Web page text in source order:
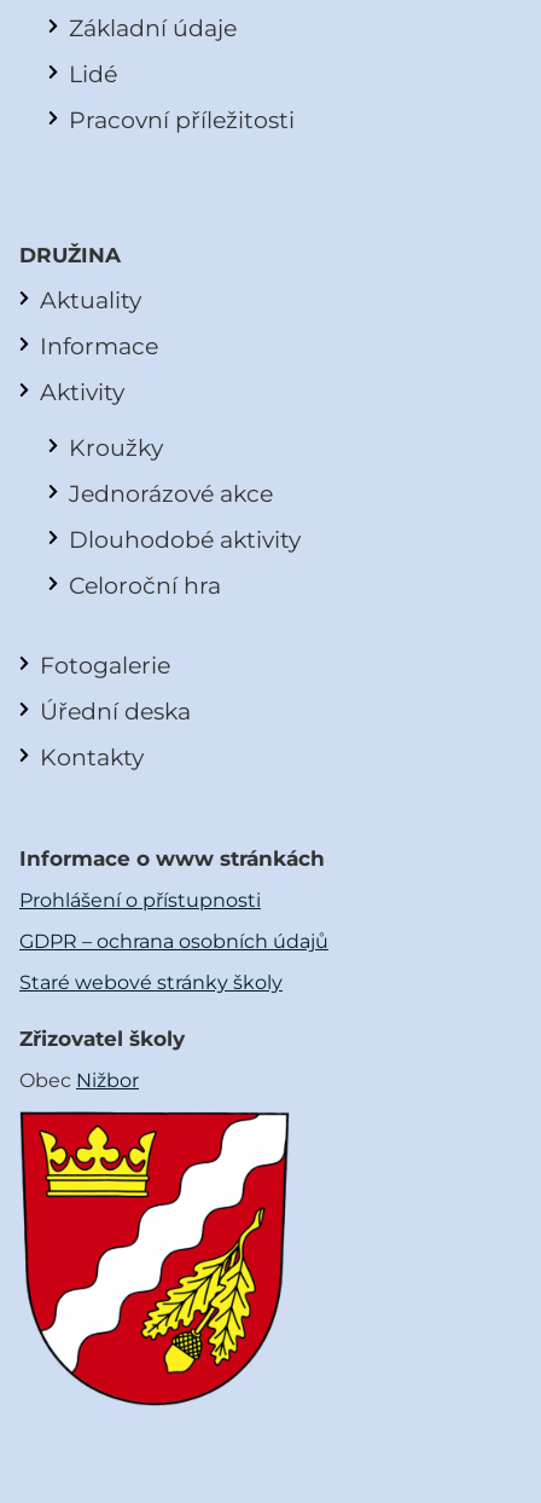
Základní údaje
Lidé
Pracovní příležitosti
DRUŽINA
Aktuality
Informace
Aktivity
Kroužky
Jednorázové akce
Dlouhodobé aktivity
Celoroční hra
Fotogalerie
Úřední deska
Kontakty
Informace o www stránkách
Prohlášení o přístupnosti
GDPR – ochrana osobních údajů
Staré webové stránky školy
Zřizovatel školy
Obec Nižbor